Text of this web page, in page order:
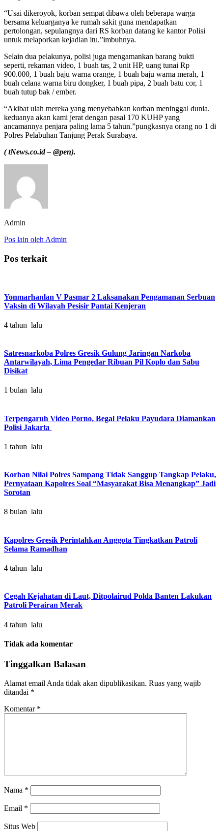
“Usai dikeroyok, korban sempat dibawa oleh beberapa warga
bersama keluarganya ke rumah sakit guna mendapatkan
pertolongan, sepulangnya dari RS korban datang ke kantor Polisi
untuk melaporkan kejadian itu.”imbuhnya.
Selain dua pelakunya, polisi juga mengamankan barang bukti
seperti, rekaman video, 1 buah tas, 2 unit HP, uang tunai Rp
900.000, 1 buah baju warna orange, 1 buah baju warna merah, 1
buah celana warna biru dongker, 1 buah pipa, 2 buah batu cor, 1
buah tutup bak / ember.
“Akibat ulah mereka yang menyebabkan korban meninggal dunia.
keduanya akan kami jerat dengan pasal 170 KUHP yang
ancamannya penjara paling lama 5 tahun.”pungkasnya orang no 1 di
Polres Pelabuhan Tanjung Perak Surabaya.
( tNews.co.id – @pen).
Admin
Pos lain oleh Admin
Pos terkait
Yonmarhanlan V Pasmar 2 Laksanakan Pengamanan Serbuan
Vaksin di Wilayah Pesisir Pantai Kenjeran
4 tahun lalu
Satresnarkoba Polres Gresik Gulung Jaringan Narkoba
Antarwilayah, Lima Pengedar Ribuan Pil Koplo dan Sabu
Disikat
1 bulan lalu
Terpengaruh Video Porno, Begal Pelaku Payudara Diamankan
Polisi Jakarta
1 tahun lalu
Korban Nilai Polres Sampang Tidak Sanggup Tangkap Pelaku,
Pernyataan Kapolres Soal “Masyarakat Bisa Menangkap” Jadi
Sorotan
8 bulan lalu
Kapolres Gresik Perintahkan Anggota Tingkatkan Patroli
Selama Ramadhan
4 tahun lalu
Cegah Kejahatan di Laut, Ditpolairud Polda Banten Lakukan
Patroli Perairan Merak
4 tahun lalu
Tidak ada komentar
Tinggalkan Balasan
Alamat email Anda tidak akan dipublikasikan. Ruas yang wajib
ditandai *
Komentar *
Nama *
Email *
Situs Web